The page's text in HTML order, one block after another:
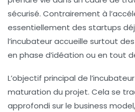
sécurisé. Contrairement à
essentiellement des startups
l’incubateur accueille surtout
en phase d’idéation ou en tout
L’objectif principal de
maturation du projet. Cela se
approfondi sur le business